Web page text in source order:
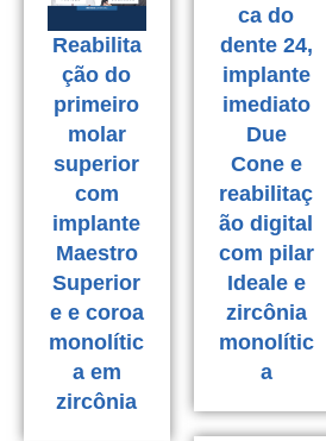
ca do
dente 24,
implante
imediato
Due
Cone e
reabilitaç
ão digital
com pilar
Ideale e
zircônia
monolític
a
Reabilita
ção do
primeiro
molar
superior
com
implante
Maestro
Superior
e e coroa
monolític
a em
zircônia